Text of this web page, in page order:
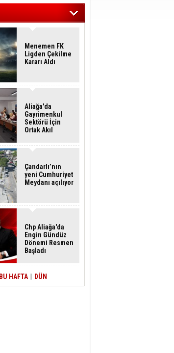
Menemen FK
Ligden Çekilme
Kararı Aldı
Aliağa'da
Gayrimenkul
Sektörü İçin
Ortak Akıl
Çandarlı’nın
yeni Cumhuriyet
Meydanı açılıyor
Chp Aliağa'da
Engin Gündüz
Dönemi Resmen
Başladı
BU HAFTA DÜN